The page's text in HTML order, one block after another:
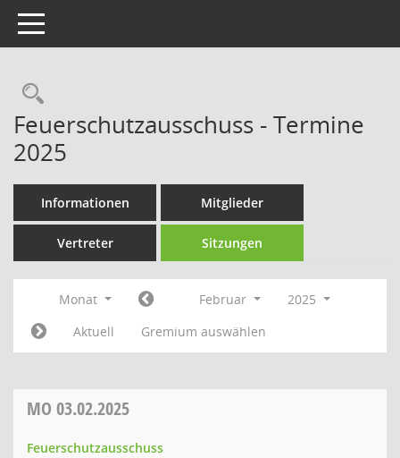
Toggle navigation
Rechercheauswahl
Feuerschutzausschuss - Termine
2025
Informationen Mitglieder
Vertreter Sitzungen
Monat Februar
2025
Aktuell
Gremium auswählen
MO 03.02.2025
Feuerschutzausschuss